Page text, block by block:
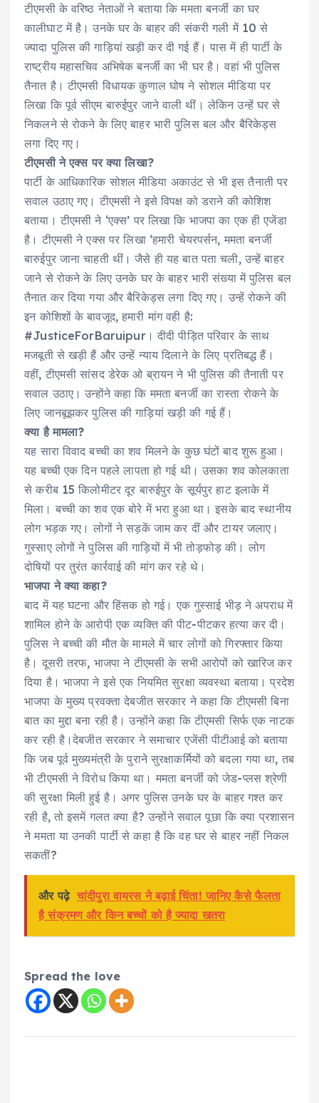
टीएमसी के वरिष्ठ नेताओं ने बताया कि ममता बनर्जी का घर
कालीघाट में है। उनके घर के बाहर की संकरी गली में 10 से
ज्यादा पुलिस की गाड़ियां खड़ी कर दी गई हैं। पास में ही पार्टी के
राष्ट्रीय महासचिव अभिषेक बनर्जी का भी घर है। वहां भी पुलिस
तैनात है। टीएमसी विधायक कुणाल घोष ने सोशल मीडिया पर
लिखा कि पूर्व सीएम बारुईपुर जाने वाली थीं। लेकिन उन्हें घर से
निकलने से रोकने के लिए बाहर भारी पुलिस बल और बैरिकेड्स
लगा दिए गए।
टीएमसी ने एक्स पर क्या लिखा?
पार्टी के आधिकारिक सोशल मीडिया अकाउंट से भी इस तैनाती पर
सवाल उठाए गए। टीएमसी ने इसे विपक्ष को डराने की कोशिश
बताया। टीएमसी ने ‘एक्स’ पर लिखा कि भाजपा का एक ही एजेंडा
है। टीएमसी ने एक्स पर लिखा ‘हमारी चेयरपर्सन, ममता बनर्जी
बारुईपुर जाना चाहती थीं। जैसे ही यह बात पता चली, उन्हें बाहर
जाने से रोकने के लिए उनके घर के बाहर भारी संख्या में पुलिस बल
तैनात कर दिया गया और बैरिकेड्स लगा दिए गए। उन्हें रोकने की
इन कोशिशों के बावजूद, हमारी मांग वही है:
#JusticeForBaruipur। दीदी पीड़ित परिवार के साथ
मजबूती से खड़ी हैं और उन्हें न्याय दिलाने के लिए प्रतिबद्ध हैं।
वहीं, टीएमसी सांसद डेरेक ओ ब्रायन ने भी पुलिस की तैनाती पर
सवाल उठाए। उन्होंने कहा कि ममता बनर्जी का रास्ता रोकने के
लिए जानबूझकर पुलिस की गाड़ियां खड़ी की गई हैं।
क्या है मामला?
यह सारा विवाद बच्ची का शव मिलने के कुछ घंटों बाद शुरू हुआ।
यह बच्ची एक दिन पहले लापता हो गई थी। उसका शव कोलकाता
से करीब 15 किलोमीटर दूर बारुईपुर के सूर्यपुर हाट इलाके में
मिला। बच्ची का शव एक बोरे में भरा हुआ था। इसके बाद स्थानीय
लोग भड़क गए। लोगों ने सड़कें जाम कर दीं और टायर जलाए।
गुस्साए लोगों ने पुलिस की गाड़ियों में भी तोड़फोड़ की। लोग
दोषियों पर तुरंत कार्रवाई की मांग कर रहे थे।
भाजपा ने क्या कहा?
बाद में यह घटना और हिंसक हो गई। एक गुस्साई भीड़ ने अपराध में
शामिल होने के आरोपी एक व्यक्ति की पीट-पीटकर हत्या कर दी।
पुलिस ने बच्ची की मौत के मामले में चार लोगों को गिरफ्तार किया
है। दूसरी तरफ, भाजपा ने टीएमसी के सभी आरोपों को खारिज कर
दिया है। भाजपा ने इसे एक नियमित सुरक्षा व्यवस्था बताया। प्रदेश
भाजपा के मुख्य प्रवक्ता देबजीत सरकार ने कहा कि टीएमसी बिना
बात का मुद्दा बना रही है। उन्होंने कहा कि टीएमसी सिर्फ एक नाटक
कर रही है।देबजीत सरकार ने समाचार एजेंसी पीटीआई को बताया
कि जब पूर्व मुख्यमंत्री के पुराने सुरक्षाकर्मियों को बदला गया था, तब
भी टीएमसी ने विरोध किया था। ममता बनर्जी को जेड-प्लस श्रेणी
की सुरक्षा मिली हुई है। अगर पुलिस उनके घर के बाहर गश्त कर
रही है, तो इसमें गलत क्या है? उन्होंने सवाल पूछा कि क्या प्रशासन
ने ममता या उनकी पार्टी से कहा है कि वह घर से बाहर नहीं निकल
सकतीं?
और पढ़े चांदीपुरा वायरस ने बढ़ाई चिंता! जानिए कैसे फैलता
है संक्रमण और किन बच्चों को है ज्यादा खतरा
Spread the love